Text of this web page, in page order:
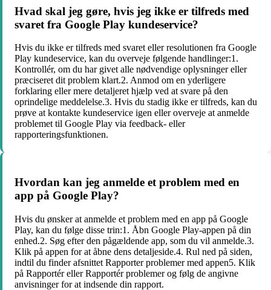
Hvad skal jeg gøre, hvis jeg ikke er tilfreds med
svaret fra Google Play kundeservice?
Hvis du ikke er tilfreds med svaret eller resolutionen fra Google
Play kundeservice, kan du overveje følgende handlinger:1.
Kontrollér, om du har givet alle nødvendige oplysninger eller
præciseret dit problem klart.2. Anmod om en yderligere
forklaring eller mere detaljeret hjælp ved at svare på den
oprindelige meddelelse.3. Hvis du stadig ikke er tilfreds, kan du
prøve at kontakte kundeservice igen eller overveje at anmelde
problemet til Google Play via feedback- eller
rapporteringsfunktionen.
Hvordan kan jeg anmelde et problem med en
app på Google Play?
Hvis du ønsker at anmelde et problem med en app på Google
Play, kan du følge disse trin:1. Åbn Google Play-appen på din
enhed.2. Søg efter den pågældende app, som du vil anmelde.3.
Klik på appen for at åbne dens detaljeside.4. Rul ned på siden,
indtil du finder afsnittet Rapporter problemer med appen5. Klik
på Rapportér eller Rapportér problemer og følg de angivne
anvisninger for at indsende din rapport.